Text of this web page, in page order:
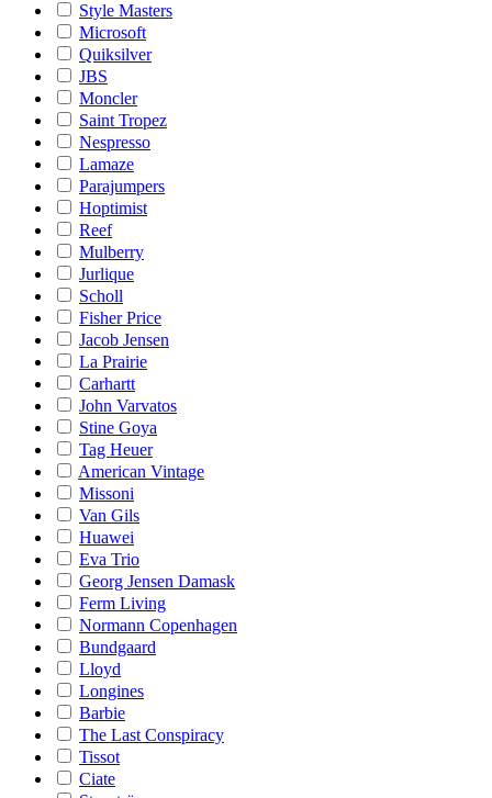
Style Masters
Microsoft
Quiksilver
JBS
Moncler
Saint Tropez
Nespresso
Lamaze
Parajumpers
Hoptimist
Reef
Mulberry
Jurlique
Scholl
Fisher Price
Jacob Jensen
La Prairie
Carhartt
John Varvatos
Stine Goya
Tag Heuer
American Vintage
Missoni
Van Gils
Huawei
Eva Trio
Georg Jensen Damask
Ferm Living
Normann Copenhagen
Bundgaard
Lloyd
Longines
Barbie
The Last Conspiracy
Tissot
Ciate